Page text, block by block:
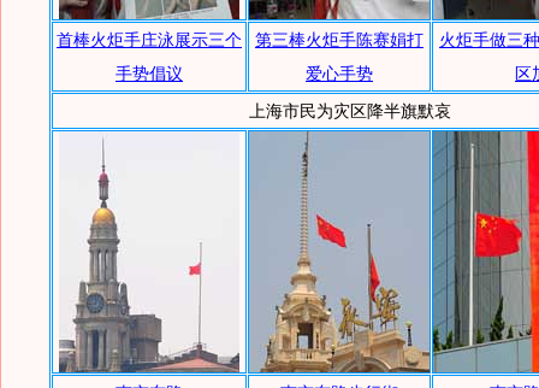
首棒火炬手庄泳展示三个
手势倡议
第三棒火炬手陈赛娟打
爱心手势
火炬手做三
区
上海市民为灾区降半旗默哀